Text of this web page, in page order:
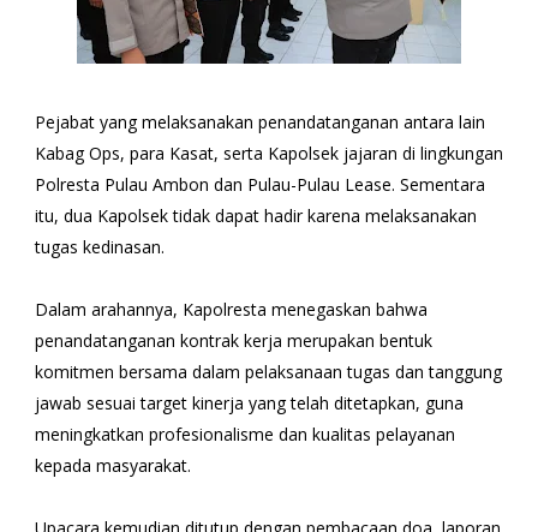
Pejabat yang melaksanakan penandatanganan antara lain
Kabag Ops, para Kasat, serta Kapolsek jajaran di lingkungan
Polresta Pulau Ambon dan Pulau-Pulau Lease. Sementara
itu, dua Kapolsek tidak dapat hadir karena melaksanakan
tugas kedinasan.
Dalam arahannya, Kapolresta menegaskan bahwa
penandatanganan kontrak kerja merupakan bentuk
komitmen bersama dalam pelaksanaan tugas dan tanggung
jawab sesuai target kinerja yang telah ditetapkan, guna
meningkatkan profesionalisme dan kualitas pelayanan
kepada masyarakat.
Upacara kemudian ditutup dengan pembacaan doa, laporan